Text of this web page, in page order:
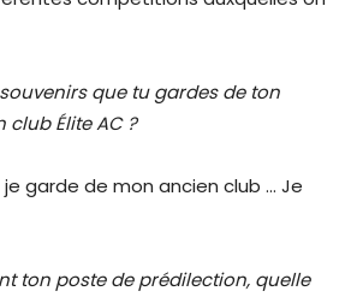
que tu gardes de ton
Élite AC ?
je garde de mon ancien club … Je
ton poste de prédilection, quelle